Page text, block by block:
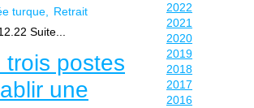
turque
Retrait
Suite...
postes
une
2022
2021
2020
2019
2018
2017
2016